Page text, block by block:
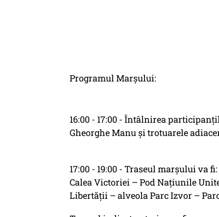
Programul Marșului:
16:00 - 17:00 - Întâlnirea
Gheorghe Manu și trotuarele
17:00 - 19:00 - Traseul marșului va
Calea Victoriei – Pod Națiunile
Libertății – alveola Parc Izvor –